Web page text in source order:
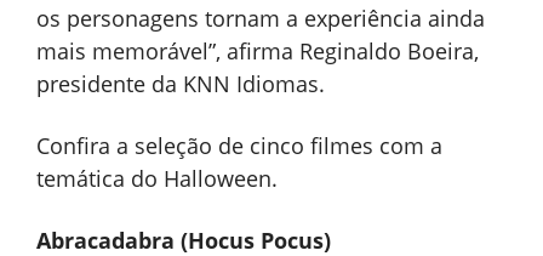
os personagens tornam a experiência ainda
mais memorável”, afirma Reginaldo Boeira,
presidente da KNN Idiomas.
Confira a seleção de cinco filmes com a
temática do Halloween.
Abracadabra (Hocus Pocus)